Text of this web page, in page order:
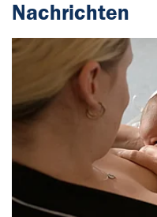
Nachrichten